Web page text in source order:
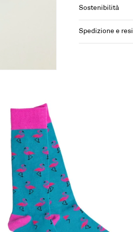
Sostenibilità
Spedizione e resi